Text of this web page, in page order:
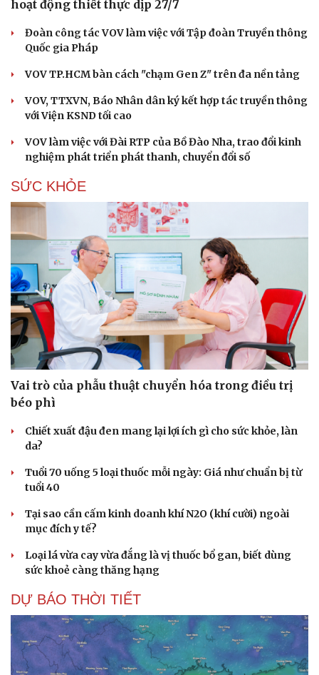
hoạt động thiết thực dịp 27/7
Đoàn công tác VOV làm việc với Tập đoàn Truyền thông
Quốc gia Pháp
VOV TP.HCM bàn cách "chạm Gen Z" trên đa nền tảng
VOV, TTXVN, Báo Nhân dân ký kết hợp tác truyền thông
với Viện KSND tối cao
VOV làm việc với Đài RTP của Bồ Đào Nha, trao đổi kinh
nghiệm phát triển phát thanh, chuyển đổi số
SỨC KHỎE
Vai trò của phẫu thuật chuyển hóa trong điều trị
béo phì
Chiết xuất đậu đen mang lại lợi ích gì cho sức khỏe, làn
da?
Tuổi 70 uống 5 loại thuốc mỗi ngày: Giá như chuẩn bị từ
tuổi 40
Tại sao cần cấm kinh doanh khí N2O (khí cười) ngoài
mục đích y tế?
Loại lá vừa cay vừa đắng là vị thuốc bổ gan, biết dùng
sức khoẻ càng thăng hạng
DỰ BÁO THỜI TIẾT